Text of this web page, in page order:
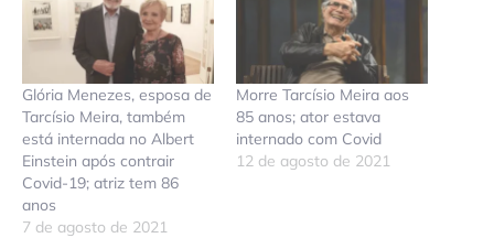
Glória Menezes, esposa de
Tarcísio Meira, também
está internada no Albert
Einstein após contrair
Covid-19; atriz tem 86
anos
7 de agosto de 2021
Morre Tarcísio Meira aos
85 anos; ator estava
internado com Covid
12 de agosto de 2021